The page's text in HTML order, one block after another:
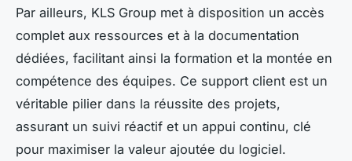
Par ailleurs, KLS Group met à disposition un accès
complet aux ressources et à la documentation
dédiées, facilitant ainsi la formation et la montée en
compétence des équipes. Ce support client est un
véritable pilier dans la réussite des projets,
assurant un suivi réactif et un appui continu, clé
pour maximiser la valeur ajoutée du logiciel.